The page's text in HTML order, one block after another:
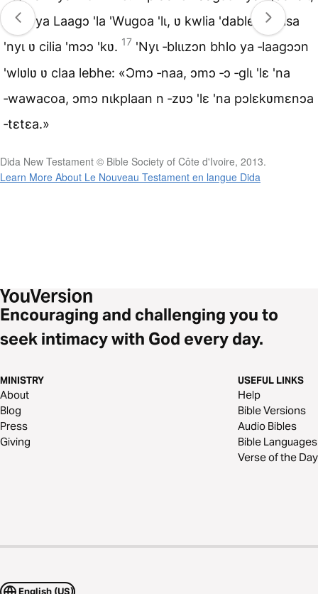
Zozii ya Laagɔ 'la 'Wugoa 'lɩ, ʋ kwlia 'dablee 'bhisa
'nyɩ ʋ cilia 'mɔɔ 'kʋ. 17 'Nyɩ ‑blɩɩzɔn bhlo ya ‑laagɔɔn
'wlʋlʋ ʋ claa lebhe: «Ɔmɔ ‑naa, ɔmɔ ‑ɔ ‑glɩ 'lɛ 'na
‑wawacoa, ɔmɔ nɩkplaan n ‑zʋɔ 'lɛ 'na pɔlɛkʋmɛnɔa
‑tɛtɛa.»
Dida New Testament © Bible Society of Côte d'Ivoire, 2013.
Learn More About Le Nouveau Testament en langue Dida
Encouraging and challenging you to
seek intimacy with God every day.
MINISTRY
About
Blog
Press
Giving
USEFUL LINKS
Help
Bible Versions
Audio Bibles
Bible Languages
Verse of the Day
English (US)